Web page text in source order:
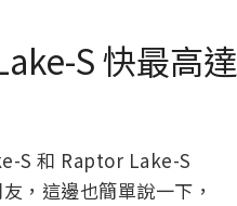
S 快最高達
S 和 Raptor Lake-S
，這邊也簡單說一下，